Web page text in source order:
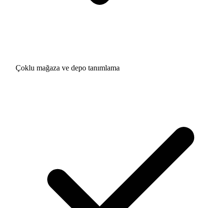
Çoklu mağaza ve depo tanımlama